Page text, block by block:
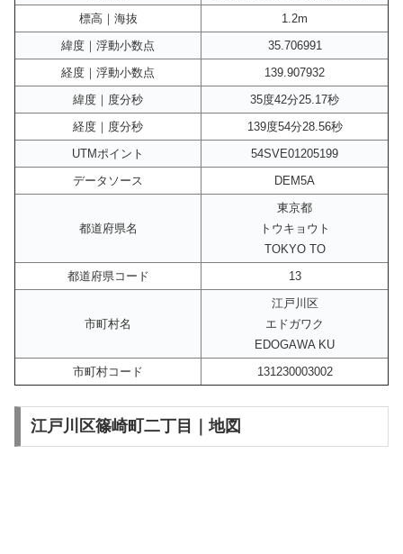
標高｜海抜
1.2m
緯度｜浮動小数点
35.706991
経度｜浮動小数点
139.907932
緯度｜度分秒
35度42分25.17秒
経度｜度分秒
139度54分28.56秒
UTMポイント
54SVE01205199
データソース
DEM5A
都道府県名
東京都
トウキョウト
TOKYO TO
都道府県コード
13
市町村名
江戸川区
エドガワク
EDOGAWA KU
市町村コード
131230003002
江戸川区篠崎町二丁目｜地図